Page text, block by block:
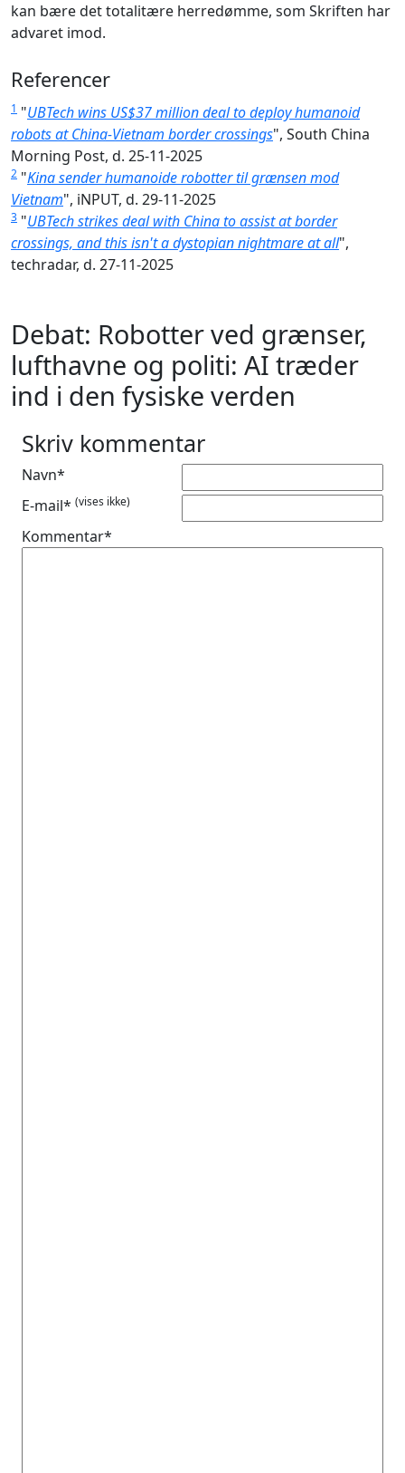
kan bære det totalitære herredømme, som Skriften har
advaret imod.
Referencer
1 "UBTech wins US$37 million deal to deploy humanoid
robots at China-Vietnam border crossings", South China
Morning Post, d. 25-11-2025
2 "Kina sender humanoide robotter til grænsen mod
Vietnam", iNPUT, d. 29-11-2025
3 "UBTech strikes deal with China to assist at border
crossings, and this isn't a dystopian nightmare at all",
techradar, d. 27-11-2025
Debat: Robotter ved grænser,
lufthavne og politi: AI træder
ind i den fysiske verden
Skriv kommentar
Navn*
E-mail* (vises ikke)
Kommentar*